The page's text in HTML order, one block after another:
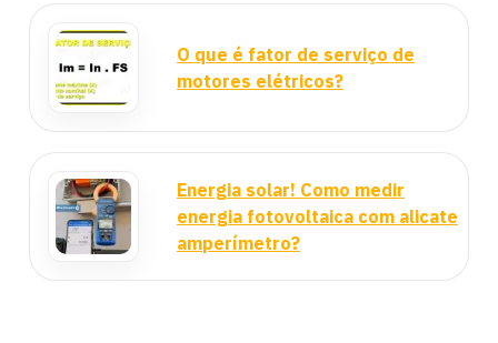
O que é fator de serviço de
motores elétricos?
Energia solar! Como medir
energia fotovoltaica com alicate
amperímetro?